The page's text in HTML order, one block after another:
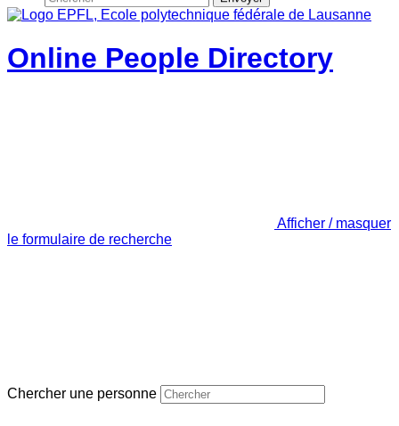
Online People Directory
Afficher / masquer
le formulaire de recherche
Chercher une personne